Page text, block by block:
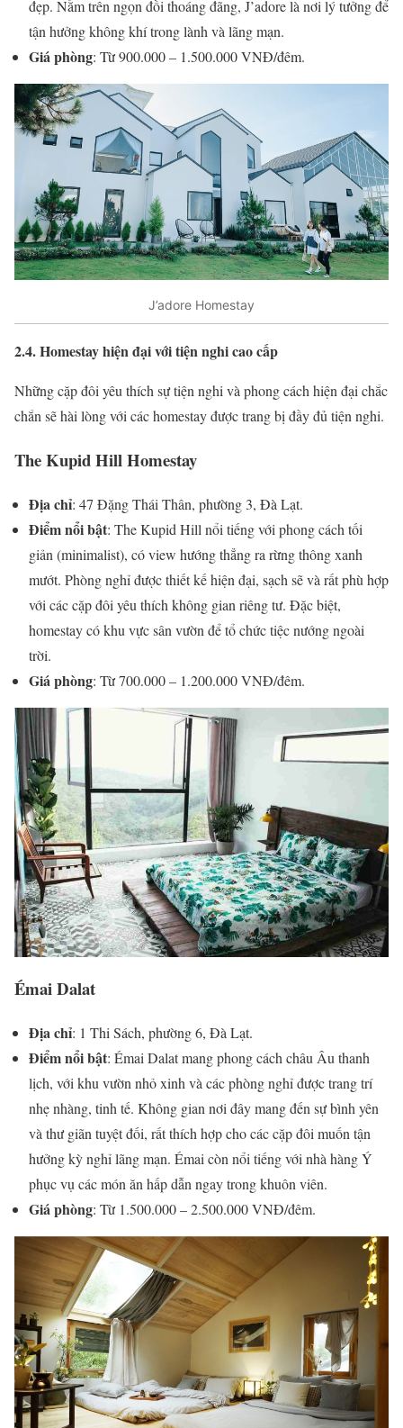
đẹp. Nằm trên ngọn đồi thoáng đãng, J’adore là nơi lý tưởng để
tận hưởng không khí trong lành và lãng mạn.
Giá phòng: Từ 900.000 – 1.500.000 VNĐ/đêm.
J’adore Homestay
2.4. Homestay hiện đại với tiện nghi cao cấp
Những cặp đôi yêu thích sự tiện nghi và phong cách hiện đại chắc
chắn sẽ hài lòng với các homestay được trang bị đầy đủ tiện nghi.
The Kupid Hill Homestay
Địa chỉ: 47 Đặng Thái Thân, phường 3, Đà Lạt.
Điểm nổi bật: The Kupid Hill nổi tiếng với phong cách tối
giản (minimalist), có view hướng thẳng ra rừng thông xanh
mướt. Phòng nghỉ được thiết kế hiện đại, sạch sẽ và rất phù hợp
với các cặp đôi yêu thích không gian riêng tư. Đặc biệt,
homestay có khu vực sân vườn để tổ chức tiệc nướng ngoài
trời.
Giá phòng: Từ 700.000 – 1.200.000 VNĐ/đêm.
Émai Dalat
Địa chỉ: 1 Thi Sách, phường 6, Đà Lạt.
Điểm nổi bật: Émai Dalat mang phong cách châu Âu thanh
lịch, với khu vườn nhỏ xinh và các phòng nghỉ được trang trí
nhẹ nhàng, tinh tế. Không gian nơi đây mang đến sự bình yên
và thư giãn tuyệt đối, rất thích hợp cho các cặp đôi muốn tận
hưởng kỳ nghỉ lãng mạn. Émai còn nổi tiếng với nhà hàng Ý
phục vụ các món ăn hấp dẫn ngay trong khuôn viên.
Giá phòng: Từ 1.500.000 – 2.500.000 VNĐ/đêm.